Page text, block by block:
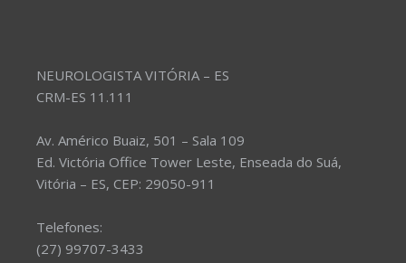
NEUROLOGISTA VITÓRIA – ES
CRM-ES 11.111
Av. Américo Buaiz, 501 – Sala 109
Ed. Victória Office Tower Leste, Enseada do Suá,
Vitória – ES, CEP: 29050-911
Telefones:
(27) 99707-3433